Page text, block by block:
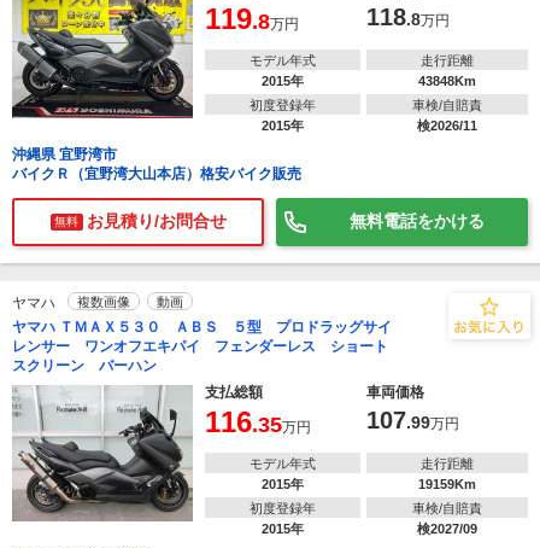
119.8万円 118.8万円
モデル年式
2015年
走行距離
43848Km
初度登録年
2015年
車検/自賠責
検2026/11
沖縄県 宜野湾市
バイクＲ（宜野湾大山本店）格安バイク販売
無料 お見積り/お問合せ 無料電話をかける
ヤマハ 複数画像 動画
ヤマハ ＴＭＡＸ５３０ ＡＢＳ ５型 プロドラッグサイ
レンサー ワンオフエキパイ フェンダーレス ショート
スクリーン バーハン
支払総額
車両価格
116.35万円 107.99万円
モデル年式
2015年
走行距離
19159Km
初度登録年
2015年
車検/自賠責
検2027/09